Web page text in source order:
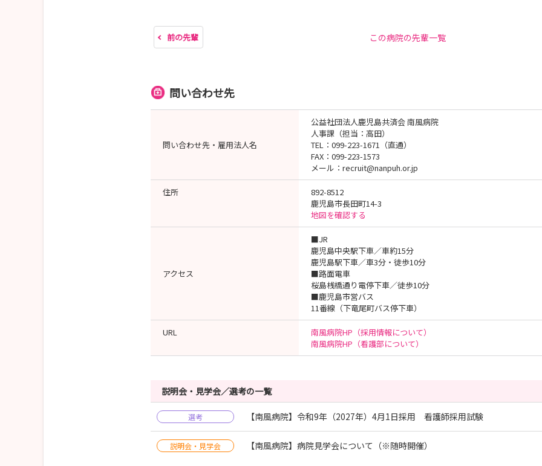
前の先輩 この病院の先輩一覧
問い合わせ先
問い合わせ先・雇用法人名
公益社団法人鹿児島共済会 南風病院
人事課（担当：高田）
TEL：099-223-1671（直通）
FAX：099-223-1573
メール：recruit@nanpuh.or.jp
住所
892-8512
鹿児島市長田町14-3
地図を確認する
アクセス
■JR
鹿児島中央駅下車／車約15分
鹿児島駅下車／車3分・徒歩10分
■路面電車
桜島桟橋通り電停下車／徒歩10分
■鹿児島市営バス
11番線（下竜尾町バス停下車）
URL
南風病院HP（採用情報について）
南風病院HP（看護部について）
説明会・見学会／選考の一覧
選考 【南風病院】令和9年（2027年）4月1日採用 看護師採用試験
説明会・見学会 【南風病院】病院見学会について（※随時開催）